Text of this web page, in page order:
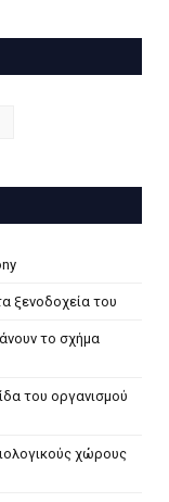
ξενοδοχεία του
το σχήμα
του οργανισμού
χώρους